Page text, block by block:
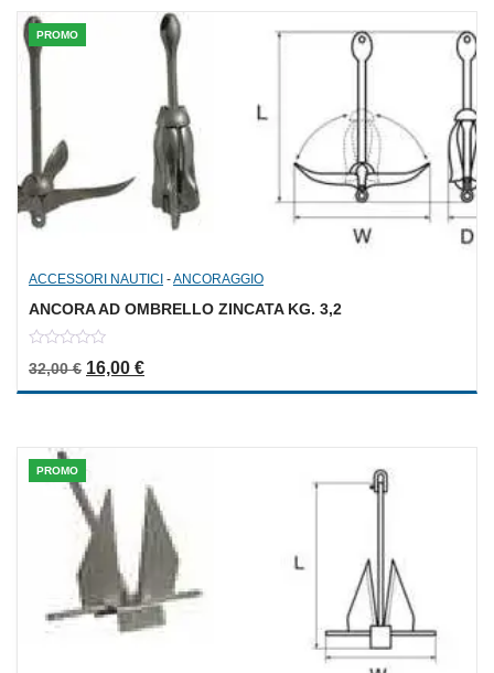
PROMO
ACCESSORI NAUTICI -ANCORAGGIO
ANCORA AD OMBRELLO ZINCATA KG. 3,2
out
of
32,00€ Il prezzo originale era: 32,00 €.
16,00 €Il prezzo attuale è: 16,00 €.
PROMO